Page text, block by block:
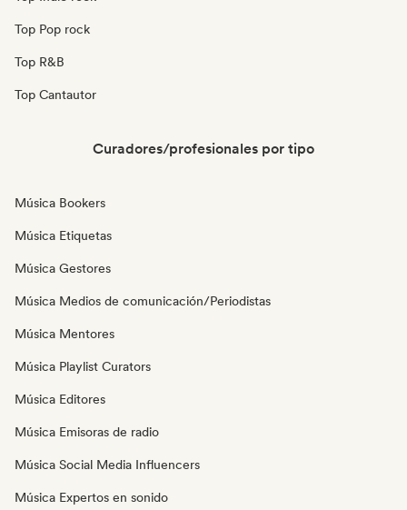
Top Pop rock
Top R&B
Top Cantautor
Curadores/profesionales por tipo
Música Bookers
Música Etiquetas
Música Gestores
Música Medios de comunicación/Periodistas
Música Mentores
Música Playlist Curators
Música Editores
Música Emisoras de radio
Música Social Media Influencers
Música Expertos en sonido